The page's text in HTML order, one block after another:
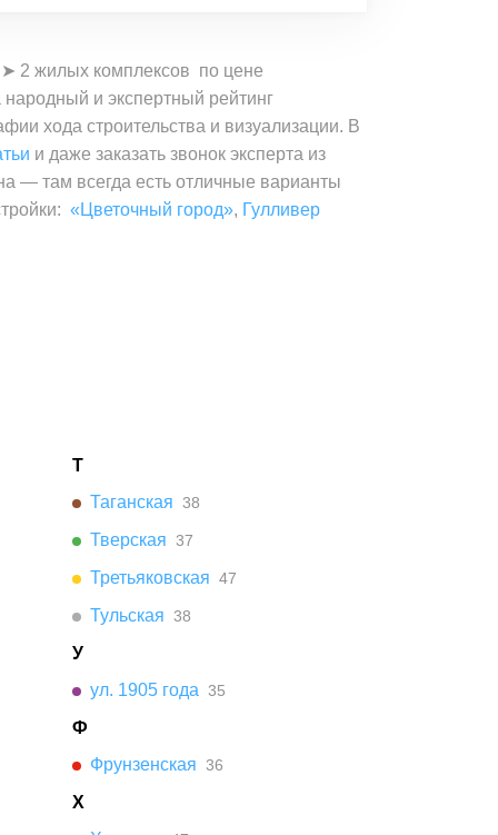
2 жилых комплексов по цене
и экспертный рейтинг
хода строительства и визуализации. В
и даже заказать звонок эксперта из
— там всегда есть отличные варианты
«Цветочный город», Гулливер
Т
Таганская 38
Тверская 37
Третьяковская 47
Тульская 38
У
ул. 1905 года 35
Ф
Фрунзенская 36
Х